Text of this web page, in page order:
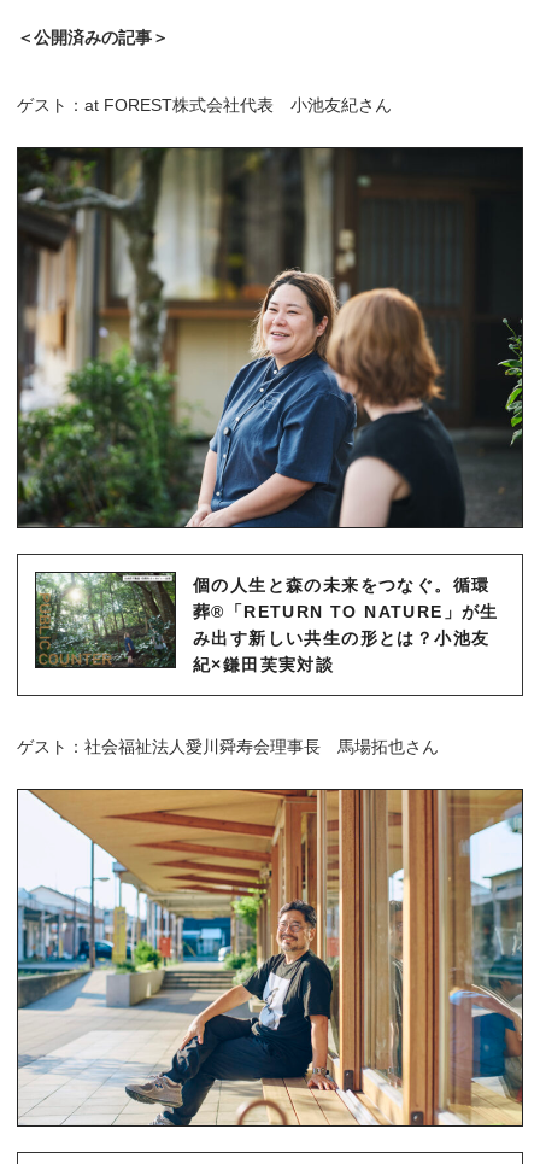
＜公開済みの記事＞
ゲスト：at FOREST株式会社代表 小池友紀さん
個の人生と森の未来をつなぐ。循環
葬®︎「RETURN TO NATURE」が生
み出す新しい共生の形とは？小池友
紀×鎌田芙実対談
ゲスト：社会福祉法人愛川舜寿会理事長 馬場拓也さん